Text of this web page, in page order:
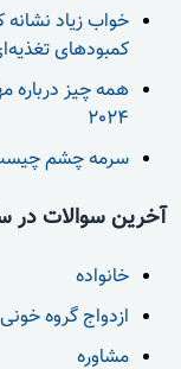
خواب زیاد
کمبودهای
همه چیز درباره
2024
سرمه چشم
آخرین سوالات در
خانواده
ازدواج گروه خونی
مشاوره